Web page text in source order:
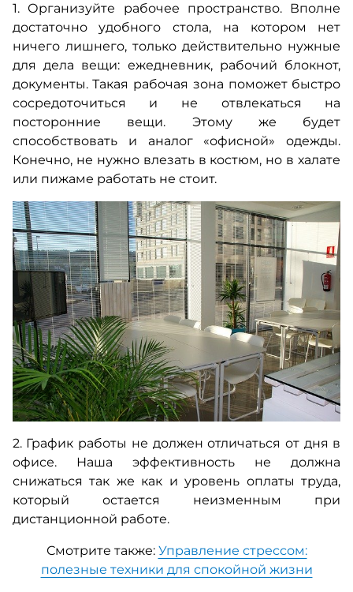
1. Организуйте рабочее пространство. Вполне
достаточно удобного стола, на котором нет
ничего лишнего, только действительно нужные
для дела вещи: ежедневник, рабочий блокнот,
документы. Такая рабочая зона поможет быстро
сосредоточиться и не отвлекаться на
посторонние вещи. Этому же будет
способствовать и аналог «офисной» одежды.
Конечно, не нужно влезать в костюм, но в халате
или пижаме работать не стоит.
2. График работы не должен отличаться от дня в
офисе. Наша эффективность не должна
снижаться так же как и уровень оплаты труда,
который остается неизменным при
дистанционной работе.
Смотрите также: Управление стрессом:
полезные техники для спокойной жизни